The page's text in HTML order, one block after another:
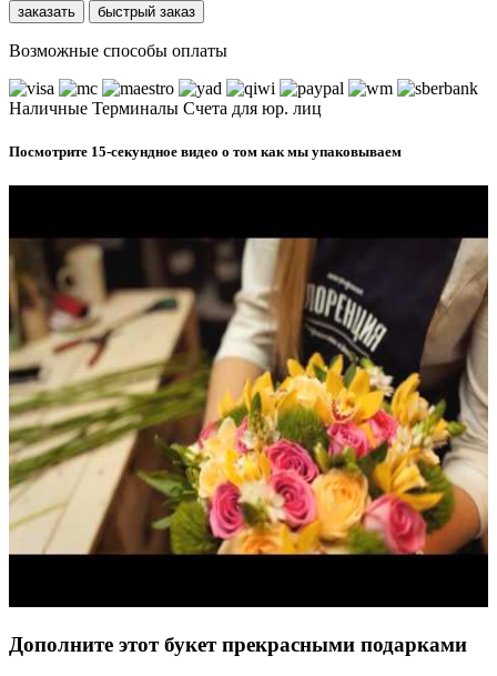
заказать быстрый заказ
Возможные способы оплаты
Наличные Терминалы Счета для юр. лиц
Посмотрите 15-секундное видео о том как мы упаковываем
Дополните этот букет прекрасными подарками